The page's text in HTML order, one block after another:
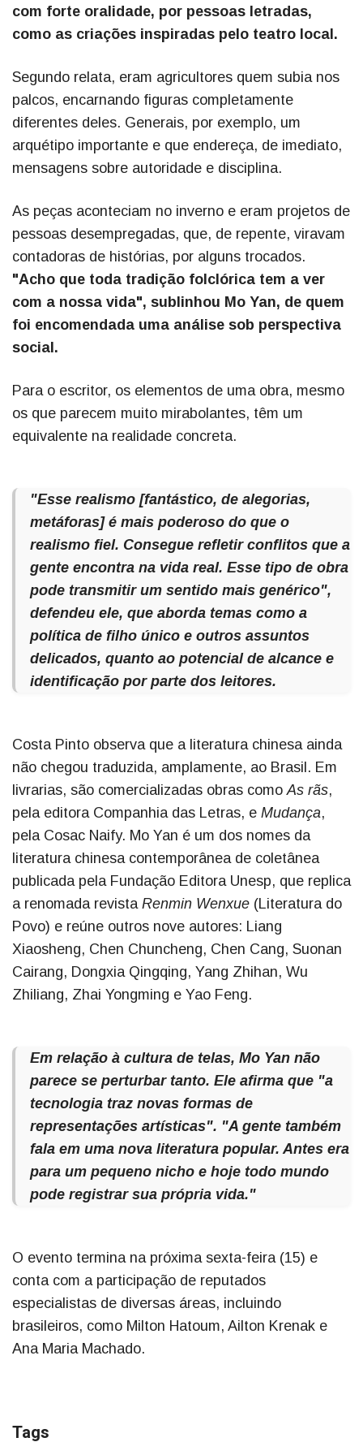
com forte oralidade, por pessoas letradas,
como as criações inspiradas pelo teatro local.
Segundo relata, eram agricultores quem subia nos
palcos, encarnando figuras completamente
diferentes deles. Generais, por exemplo, um
arquétipo importante e que endereça, de imediato,
mensagens sobre autoridade e disciplina.
As peças aconteciam no inverno e eram projetos de
pessoas desempregadas, que, de repente, viravam
contadoras de histórias, por alguns trocados.
"Acho que toda tradição folclórica tem a ver
com a nossa vida", sublinhou Mo Yan, de quem
foi encomendada uma análise sob perspectiva
social.
Para o escritor, os elementos de uma obra, mesmo
os que parecem muito mirabolantes, têm um
equivalente na realidade concreta.
"Esse realismo [fantástico, de alegorias,
metáforas] é mais poderoso do que o
realismo fiel. Consegue refletir conflitos que a
gente encontra na vida real. Esse tipo de obra
pode transmitir um sentido mais genérico",
defendeu ele, que aborda temas como a
política de filho único e outros assuntos
delicados, quanto ao potencial de alcance e
identificação por parte dos leitores.
Costa Pinto observa que a literatura chinesa ainda
não chegou traduzida, amplamente, ao Brasil. Em
livrarias, são comercializadas obras comoAs rãs,
pela editora Companhia das Letras, e Mudança,
pela Cosac Naify. Mo Yan é um dos nomes da
literatura chinesa contemporânea de coletânea
publicada pela Fundação Editora Unesp, que replica
a renomada revista Renmin Wenxue (Literatura do
Povo) e reúne outros nove autores: Liang
Xiaosheng, Chen Chuncheng, Chen Cang, Suonan
Cairang, Dongxia Qingqing, Yang Zhihan, Wu
Zhiliang, Zhai Yongming e Yao Feng.
Em relação à cultura de telas, Mo Yan não
parece se perturbar tanto. Ele afirma que "a
tecnologia traz novas formas de
representações artísticas". "A gente também
fala em uma nova literatura popular. Antes era
para um pequeno nicho e hoje todo mundo
pode registrar sua própria vida."
O evento termina na próxima sexta-feira (15) e
conta com a participação de reputados
especialistas de diversas áreas, incluindo
brasileiros, como Milton Hatoum, Ailton Krenak e
Ana Maria Machado.
Tags